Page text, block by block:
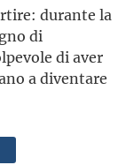
durante la
di
di aver
a diventare